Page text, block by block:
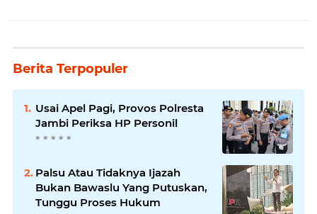
Berita Terpopuler
Usai Apel Pagi, Provos Polresta
Jambi Periksa HP Personil
Palsu Atau Tidaknya Ijazah
Bukan Bawaslu Yang Putuskan,
Tunggu Proses Hukum